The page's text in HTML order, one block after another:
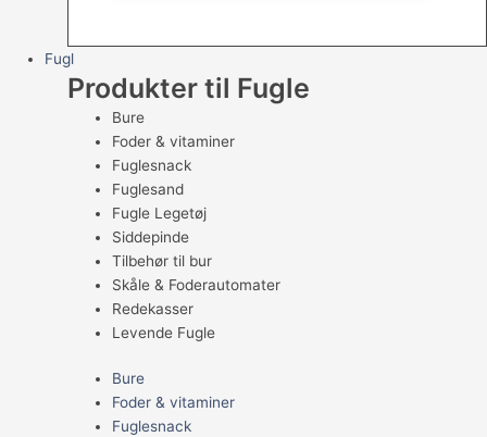
Fugl
Produkter til Fugle
Bure
Foder & vitaminer
Fuglesnack
Fuglesand
Fugle Legetøj
Siddepinde
Tilbehør til bur
Skåle & Foderautomater
Redekasser
Levende Fugle
Bure
Foder & vitaminer
Fuglesnack